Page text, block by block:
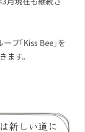
プ｢Kiss Bee｣を
ます。
新しい道に